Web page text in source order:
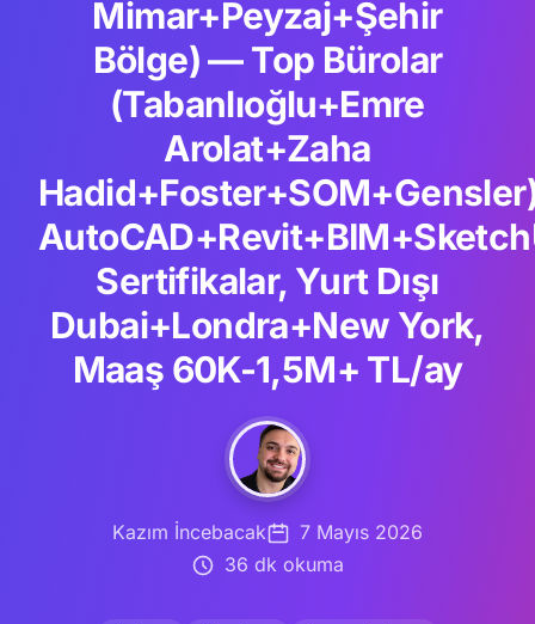
Mimar+Peyzaj+Şehir
Bölge) — Top Bürolar
(Tabanlıoğlu+Emre
Arolat+Zaha
Sertifikalar, Yurt Dışı
Dubai+Londra+New York,
Maaş 60K-1,5M+ TL/ay
Kazım İncebacak
7 Mayıs 2026
36 dk okuma